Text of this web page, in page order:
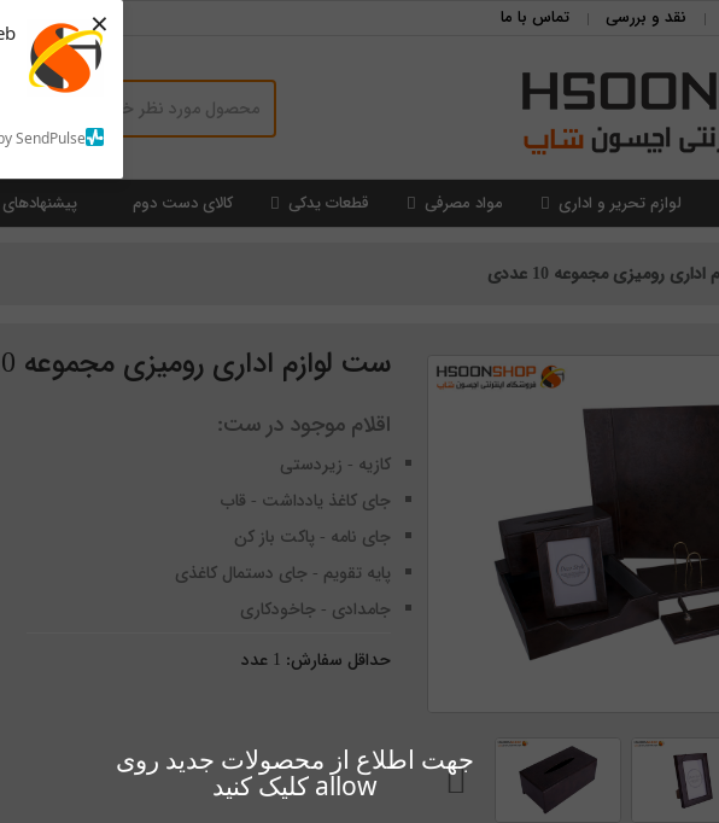
SendPulse
×
جهت اطلاع از محصولات جدید روی
allow کلیک کنید
نقد و بررسی تماس با ما
لوازم تحریر و اداری مواد مصرفی قطعات یدکی کالای دست دوم
رومیزی مجموعه 10 عددی
ست لوازم اداری رومیزی مجموعه 10 عددی
اقلام موجود در ست:
کازیه - زیردستی
جای کاغذ یادداشت - قاب
جای نامه - پاکت باز کن
پایه تقویم - جای دستمال کاغذی
جامدادی - جاخودکاری
حداقل سفارش: 1 عدد